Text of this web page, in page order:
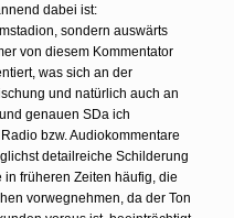
dabei ist:
sondern auswärts
von diesem Kommentator
was sich an der
und natürlich auch an
genauen SDa ich
bzw. Audiokommentare
detailreiche Schilderung
in früheren Zeiten häufig, die
vorwegnehmen, da der Ton